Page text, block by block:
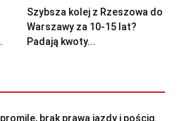
Szybsza kolej z Rzeszowa do
Warszawy za 10-15 lat?
Padają kwoty...
brak prawa jazdy i pościg.